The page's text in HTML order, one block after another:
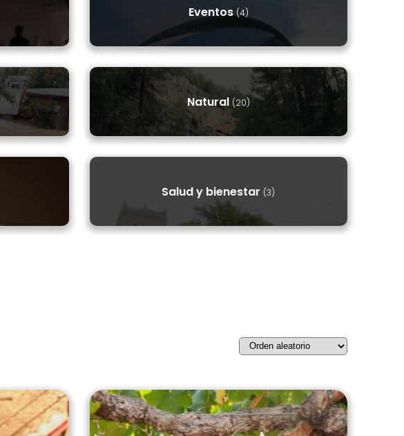
Eventos (4)
Natural (20)
Salud y bienestar (3)